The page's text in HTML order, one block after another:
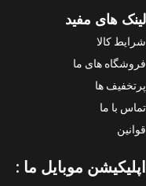
لینک های مفید
شرایط کالا
فروشگاه های ما
پرتخفیف ها
تماس با ما
قوانین
اپلیکیشن موبایل ما :